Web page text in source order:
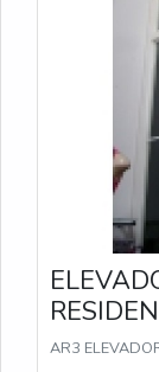
AR3